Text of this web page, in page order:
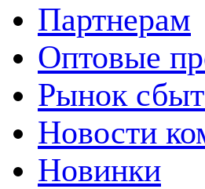
Партнерам
Оптовые
Рынок
Новости
Новинки